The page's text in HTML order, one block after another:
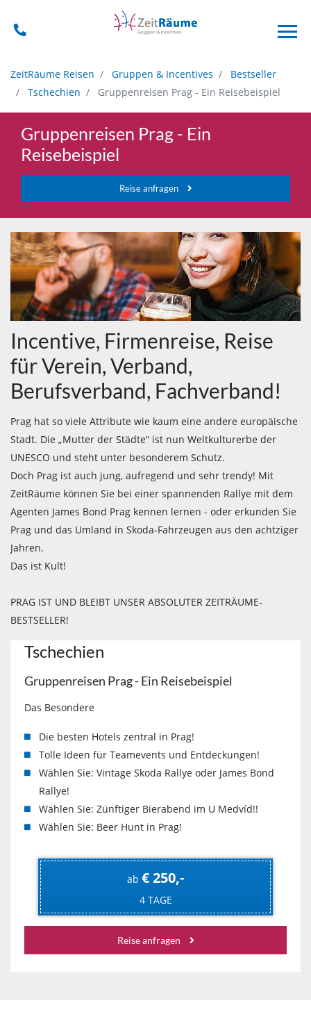
ZeitRäume Reisen Gruppen & Incentives
Bestseller
Tschechien
Gruppenreisen Prag - Ein Reisebeispiel
Gruppenreisen Prag - Ein
Reisebeispiel
Reise anfragen
Incentive, Firmenreise, Reise
für Verein, Verband,
Berufsverband, Fachverband!
Prag hat so viele Attribute wie kaum eine andere europäische
Stadt. Die „Mutter der Städte“ ist nun Weltkulturerbe der
UNESCO und steht unter besonderem Schutz.
Doch Prag ist auch jung, aufregend und sehr trendy! Mit
ZeitRäume können Sie bei einer spannenden Rallye mit dem
Agenten James Bond Prag kennen lernen - oder erkunden Sie
Prag und das Umland in Skoda-Fahrzeugen aus den achtziger
Jahren.
Das ist Kult!
PRAG IST UND BLEIBT UNSER ABSOLUTER ZEITRÄUME-
BESTSELLER!
Tschechien
Gruppenreisen Prag - Ein Reisebeispiel
Das Besondere
Die besten Hotels zentral in Prag!
Tolle Ideen für Teamevents und Entdeckungen!
Wählen Sie: Vintage Skoda Rallye oder James Bond
Rallye!
Wählen Sie: Zünftiger Bierabend im U Medvíd!!
Wählen Sie: Beer Hunt in Prag!
ab € 250,-
4 TAGE
Reise anfragen